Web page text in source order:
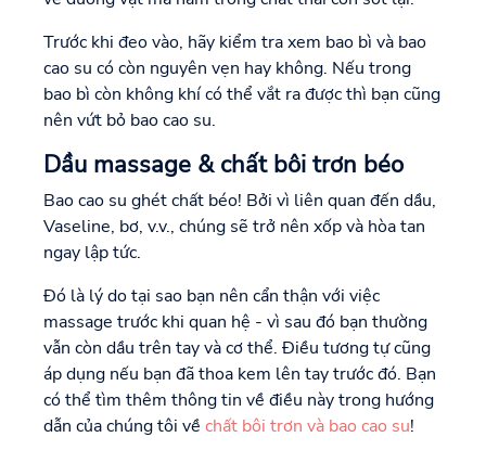
Trước khi đeo vào, hãy kiểm tra xem bao bì và bao
cao su có còn nguyên vẹn hay không. Nếu trong
bao bì còn không khí có thể vắt ra được thì bạn cũng
nên vứt bỏ bao cao su.
Dầu massage & chất bôi trơn béo
Bao cao su ghét chất béo! Bởi vì liên quan đến dầu,
Vaseline, bơ, v.v., chúng sẽ trở nên xốp và hòa tan
ngay lập tức.
Đó là lý do tại sao bạn nên cẩn thận với việc
massage trước khi quan hệ - vì sau đó bạn thường
vẫn còn dầu trên tay và cơ thể. Điều tương tự cũng
áp dụng nếu bạn đã thoa kem lên tay trước đó. Bạn
có thể tìm thêm thông tin về điều này trong hướng
dẫn của chúng tôi về chất bôi trơn và bao cao su!